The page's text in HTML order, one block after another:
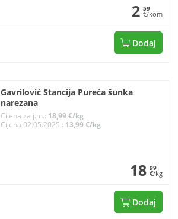
2 59
€/kom
Dodaj
Gavrilović Stancija Pureća šunka
narezana
Cijena za j.m.: 18,99 €/kg
Cijena 02.05.2025.: 13,99 €/kg
18 99
€/kg
Dodaj